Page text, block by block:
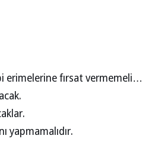
erimelerine fırsat vermemeli…
yapmamalıdır.